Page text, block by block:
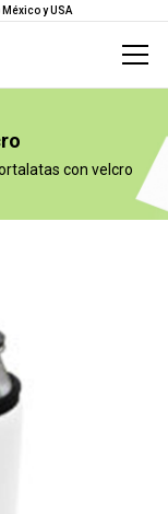
y USA
con velcro